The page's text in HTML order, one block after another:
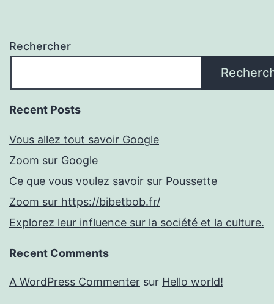
Rechercher
Recent Posts
Vous allez tout savoir Google
Zoom sur Google
Ce que vous voulez savoir sur Poussette
Zoom sur https://bibetbob.fr/
Explorez leur influence sur la société et la culture.
Recent Comments
A WordPress Commenter sur Hello world!